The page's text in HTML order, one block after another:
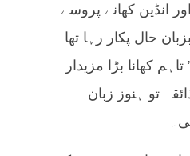
انڈین کھانے پروسے
حال پکار رہا تھا
تاہم کھانا بڑا مزیدار
تو ہنوز زبان